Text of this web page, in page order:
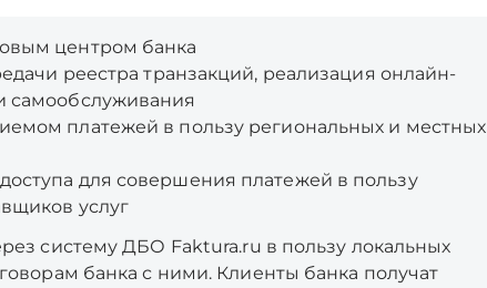
центром банка
реестра транзакций, реализация онлайн-
самообслуживания
платежей в пользу региональных и местных
для совершения платежей в пользу
услуг
систему ДБО Faktura.ru в пользу локальных
банка с ними. Клиенты банка получат